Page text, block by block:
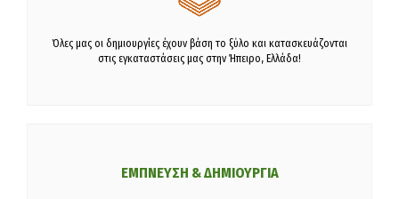
Όλες μας οι δημιουργίες έχουν βάση το ξύλο και κατασκευάζονται
στις εγκαταστάσεις μας στην Ήπειρο, Ελλάδα!
ΕΜΠΝΕΥΣΗ & ΔΗΜΙΟΥΡΓΙΑ